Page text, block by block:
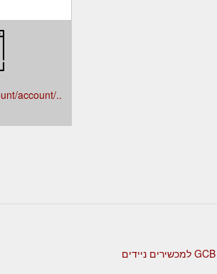
../index.php?route=account/account